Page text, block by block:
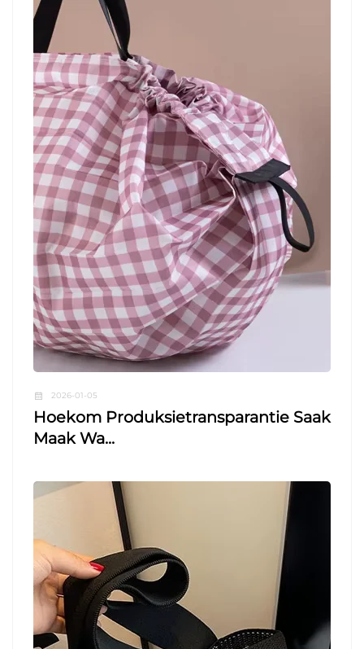
2026-01-05
Hoekom Produksietransparantie Saak
Maak Wa...